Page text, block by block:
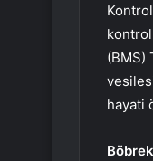
(BMS)
hayati